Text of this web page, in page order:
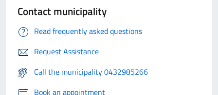
Contact municipality
Read frequently asked questions
Request Assistance
Call the municipality 0432985266
Book an appointment